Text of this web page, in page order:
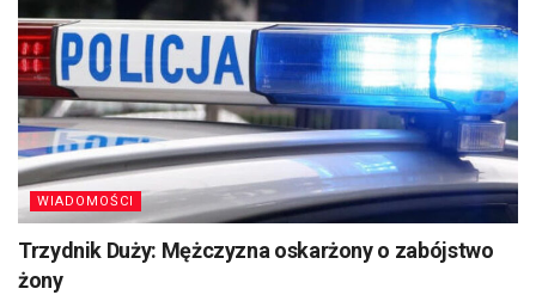
WIADOMOŚCI
Trzydnik Duży: Mężczyzna oskarżony o zabójstwo
żony